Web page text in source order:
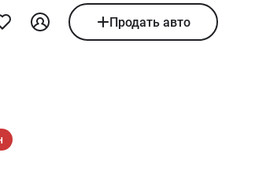
Продать авто